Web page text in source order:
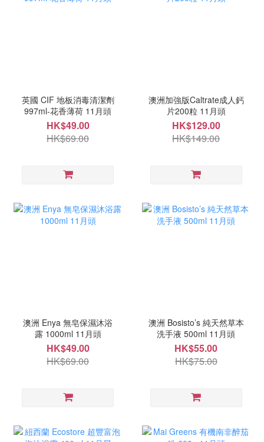
英國 CIF 地板消毒清潔劑
997ml-花香薄荷 11月頭
HK$49.00
HK$69.00
澳洲加強版Caltrate成人鈣
片200粒 11月頭
HK$129.00
HK$149.00
澳洲 Enya 無皂保濕沐浴
露 1000ml 11月頭
HK$49.00
HK$69.00
澳洲 Bosisto’s 純天然草本
洗手液 500ml 11月頭
HK$55.00
HK$75.00